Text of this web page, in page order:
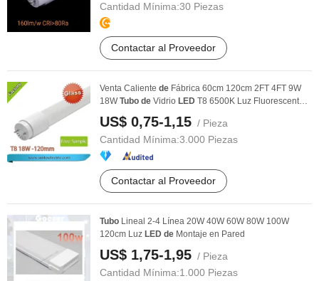
Cantidad Mínima:30 Piezas
Contactar al Proveedor
Venta Caliente de Fábrica 60cm 120cm 2FT 4FT 9W
18WTubo de Vidrio LED T8 6500K Luz Fluorescente
US$ 0,75-1,15 / Pieza
Cantidad Mínima:3.000 Piezas
Contactar al Proveedor
Tubo Lineal 2-4 Línea 20W 40W 60W 80W 100W
120cm Luz LED de Montaje en Pared
US$ 1,75-1,95 / Pieza
Cantidad Mínima:1.000 Piezas